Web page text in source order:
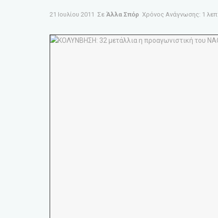
21 Ιουλίου 2011 Σε Άλλα Σπόρ Χρόνος Ανάγνωσης: 1